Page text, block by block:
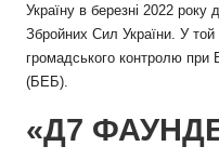
Україну в березні 2022 року
Збройних Сил України. У
громадського контролю при
(БЕБ).
«Д7